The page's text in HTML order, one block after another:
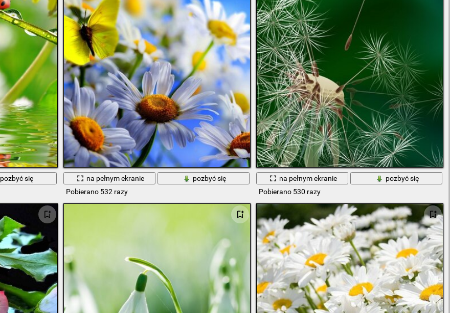
pozbyć się
na pełnym ekranie
pozbyć się
Pobierano 532 razy
na pełnym ekranie
pozbyć się
Pobierano 530 razy